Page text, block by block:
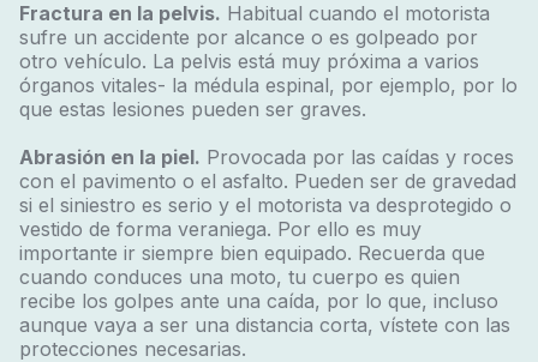
Fractura en la pelvis. Habitual cuando el motorista
sufre un accidente por alcance o es golpeado por
otro vehículo. La pelvis está muy próxima a varios
órganos vitales- la médula espinal, por ejemplo, por lo
que estas lesiones pueden ser graves.
Abrasión en la piel. Provocada por las caídas y roces
con el pavimento o el asfalto. Pueden ser de gravedad
si el siniestro es serio y el motorista va desprotegido o
vestido de forma veraniega. Por ello es muy
importante ir siempre bien equipado. Recuerda que
cuando conduces una moto, tu cuerpo es quien
recibe los golpes ante una caída, por lo que, incluso
aunque vaya a ser una distancia corta, vístete con las
protecciones necesarias.